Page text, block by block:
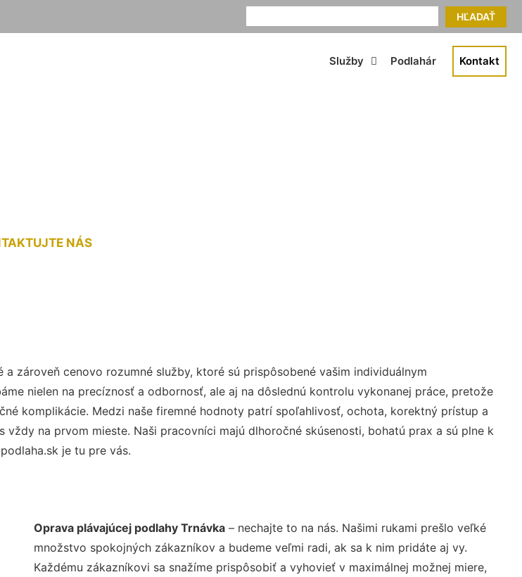
HĽADAŤ
Služby Podlahár Kontakt
NÁS
a zároveň cenovo rozumné služby, ktoré sú prispôsobené vašim individuálnym
nielen na precíznosť a odbornosť, ale aj na dôslednú kontrolu vykonanej práce, pretože
komplikácie. Medzi naše firemné hodnoty patrí spoľahlivosť, ochota, korektný prístup a
na prvom mieste. Naši pracovníci majú dlhoročné skúsenosti, bohatú prax a sú plne k
je tu pre vás.
Oprava plávajúcej podlahy Trnávka– nechajte to na nás. Našimi rukami prešlo veľké
množstvo spokojných zákazníkov a budeme veľmi radi, ak sa k nim pridáte aj vy.
Každému zákazníkovi sa snažíme prispôsobiť a vyhovieť v maximálnej možnej miere,